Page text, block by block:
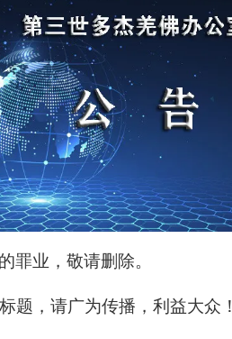
罪业，敬请删除。
，请广为传播，利益大众！